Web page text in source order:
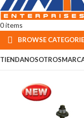
0items
BROWSE
TIENDANOSOTROS